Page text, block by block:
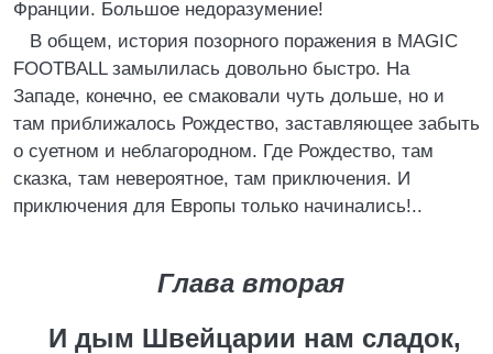
Франции. Большое недоразумение!
В общем, история позорного поражения в MAGIC
FOOTBALL замылилась довольно быстро. На
Западе, конечно, ее смаковали чуть дольше, но и
там приближалось Рождество, заставляющее забыть
о суетном и неблагородном. Где Рождество, там
сказка, там невероятное, там приключения. И
приключения для Европы только начинались!..
Глава вторая
И дым Швейцарии нам сладок,